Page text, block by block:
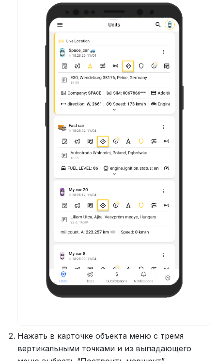
Нажать в карточке объекта меню с тремя
вертикальными точками и из выпадающего